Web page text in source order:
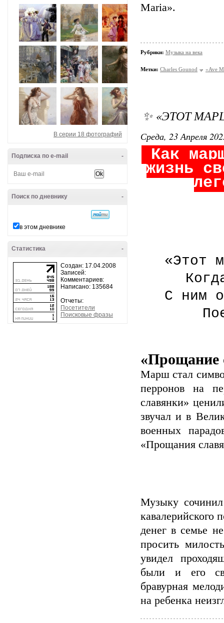
В серии 18 фотографий
-
Подписка по e-mail
-
Поиск по дневнику
в этом дневнике
-
Статистика
Создан: 17.04.2008
Записей:
Комментариев:
Написано: 135684
Отчеты:
Посетители
Поисковые фразы
Maria».
Рубрики: Музыка на века
Метки: Charles Gounod «Ave
✨ «ЭТОТ
Среда, 23 Апреля
Как
жизнь
«Этот
С ним
«Прощание
Марш стал
перронов на
славянки»
звучал и в
военных
«Прощания
Музыку
кавалерийского
денег в семье
просить
увидел
были и его
бравурная
на ребенка